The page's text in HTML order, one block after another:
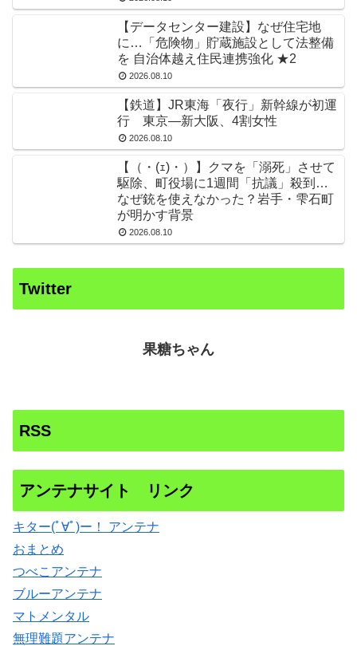
【データセンター建設】なぜ住宅地
に…「危険物」貯蔵施設として法整備
を 自治体越え住民連携強化 ★2
2026.08.10
【鉄道】JR東海「夜行」新幹線が初運
行 東京―新大阪、4割女性
2026.08.10
【（・(ｪ)・）】クマを「溺死」させて
駆除、町役場に1週間「抗議」殺到…
なぜ銃を使えなかった？岩手・雫石町
が明かす背景
2026.08.10
Twitter
果糖ちゃん
RSS
アンテナサイト リンク
キター(ﾟ∀ﾟ)ー！ アンテナ
おまとめ
つべこアンテナ
ブルーアンテナ
マトメンタル
無理難題アンテナ